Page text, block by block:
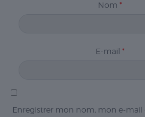
Nom *
E-mail *
Enregistrer mon nom, mon e-mail